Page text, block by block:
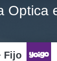
Optica
Fijo